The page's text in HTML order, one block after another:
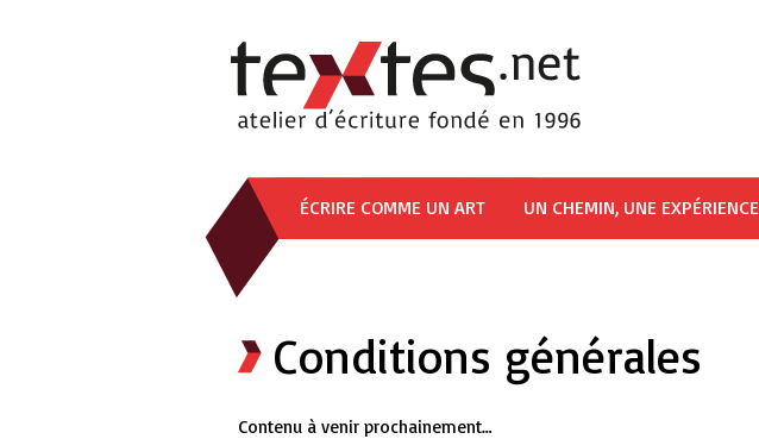
ÉCRIRE COMME UN ART UN CHEMIN, UNE EXPÉRIENCE
Conditions générales
Contenu à venir prochainement…